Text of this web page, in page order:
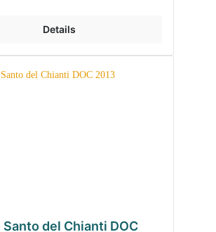
Details
del Chianti DOC